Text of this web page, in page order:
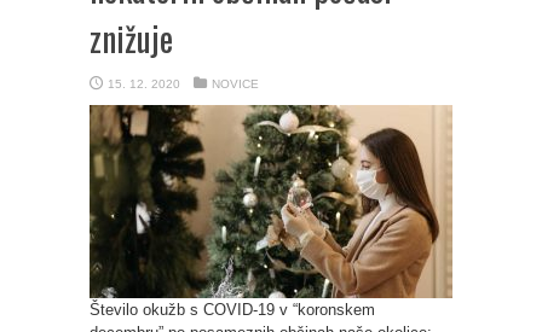
znižuje
15. 12. 2020 NOVICE
Število okužb s COVID-19 v “koronskem